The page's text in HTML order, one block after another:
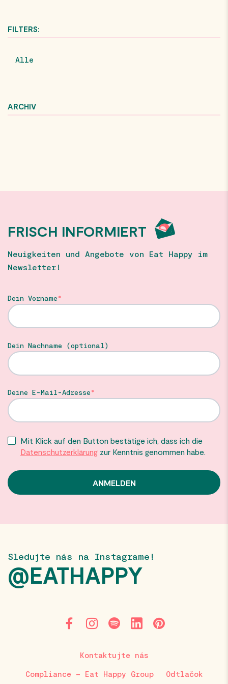
FILTERS:
Alle
ARCHIV
FRISCH INFORMIERT
Neuigkeiten und Angebote von Eat Happy im
Newsletter!
Dein Vorname
Dein Nachname (optional)
Deine E-Mail-Adresse
Mit Klick auf den Button bestätige ich, dass ich die
Datenschutzerklärung zur Kenntnis genommen habe.
Sledujte nás na Instagrame!
@EATHAPPY
Kontaktujte nás
Compliance – Eat Happy Group Odtlačok